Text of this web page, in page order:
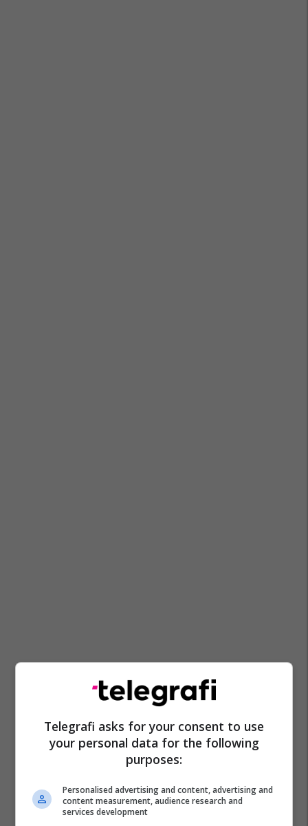
Rtv Dukagjini
Telegrafi asks for your consent to use
your personal data for the following
purposes:
Personalised advertising and content, advertising and
content measurement, audience research and
services development